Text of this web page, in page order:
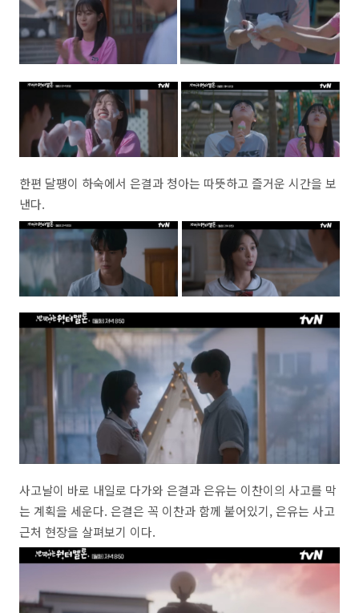
한편 달팽이 하숙에서 은결과 청아는 따뜻하고 즐거운 시간을 보
낸다.
사고날이 바로 내일로 다가와 은결과 은유는 이찬이의 사고를 막
는 계획을 세운다. 은결은 꼭 이찬과 함께 붙어있기, 은유는 사고
근처 현장을 살펴보기 이다.